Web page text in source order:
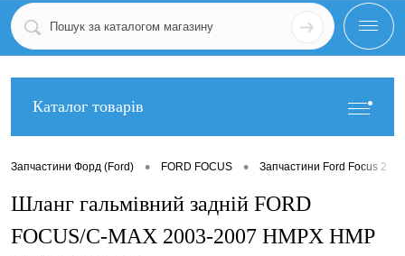
Каталог товарів
Запчастини Форд (Ford) • FORD FOCUS • Запчастини Ford Focus 2
Шланг гальмівний задній FORD
FOCUS/C-MAX 2003-2007 HMPX HMP